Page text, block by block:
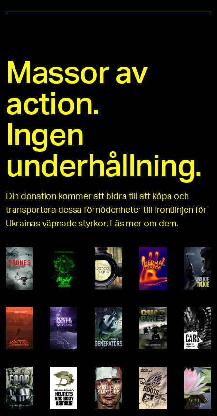
Massor av
action.
Ingen
underhållning.
Din donation kommer att bidra till att köpa och
transportera dessa förnödenheter till frontlinjen för
Ukrainas väpnade styrkor. Läs mer om dem.